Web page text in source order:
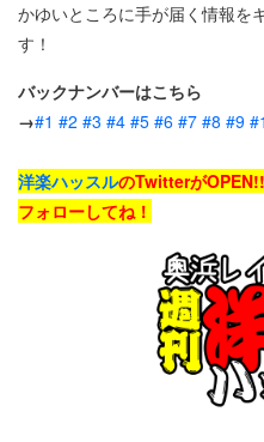
かゆいところに手が届く情報を
す！
バックナンバーはこちら
→#1 #2 #3 #4 #5 #6 #7 #8 #9
洋楽ハッスルのTwitterがOPEN!!
フォローしてね！